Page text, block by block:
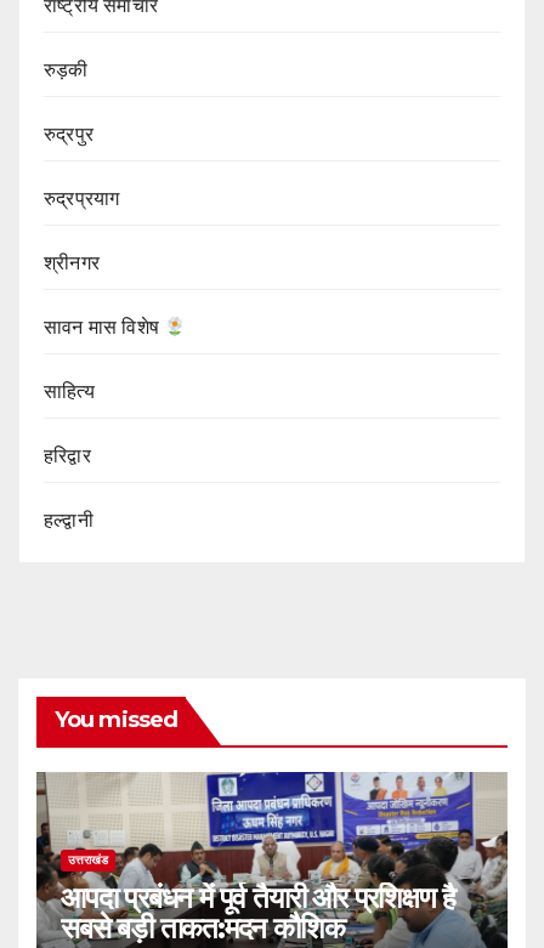
राष्ट्रीय समाचार
रुड़की
रुद्रपुर
रुद्रप्रयाग
श्रीनगर
सावन मास विशेष
साहित्य
हरिद्वार
हल्द्वानी
You missed
उत्तराखंड
आपदा प्रबंधन में पूर्व तैयारी और प्रशिक्षण है
सबसे बड़ी ताकत:मदन कौशिक